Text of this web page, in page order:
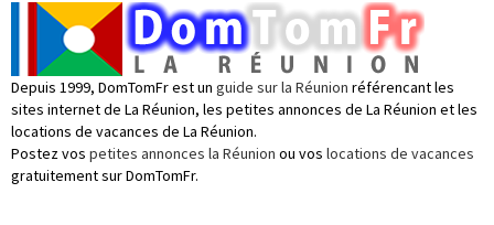
Depuis 1999, DomTomFr est un guide sur la Réunion référencant les
sites internet de La Réunion, les petites annonces de La Réunion et les
locations de vacances de La Réunion.
Postez vos petites annonces la Réunion ou vos locations de vacances
gratuitement sur DomTomFr.